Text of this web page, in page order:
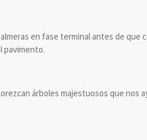
en fase terminal antes de que
pavimento.
árboles majestuosos que nos